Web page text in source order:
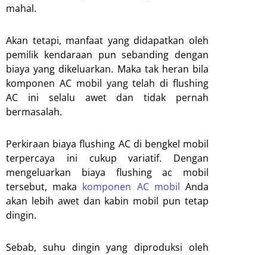
mahal.
Akan tetapi, manfaat yang didapatkan oleh
pemilik kendaraan pun sebanding dengan
biaya yang dikeluarkan. Maka tak heran bila
komponen AC mobil yang telah di flushing
AC ini selalu awet dan tidak pernah
bermasalah.
Perkiraan biaya flushing AC di bengkel mobil
terpercaya ini cukup variatif. Dengan
mengeluarkan biaya flushing ac mobil
tersebut, maka komponen AC mobil Anda
akan lebih awet dan kabin mobil pun tetap
dingin.
Sebab, suhu dingin yang diproduksi oleh